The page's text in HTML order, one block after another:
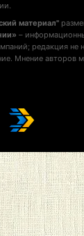
материал"
–
редакция не
Мнение авторов